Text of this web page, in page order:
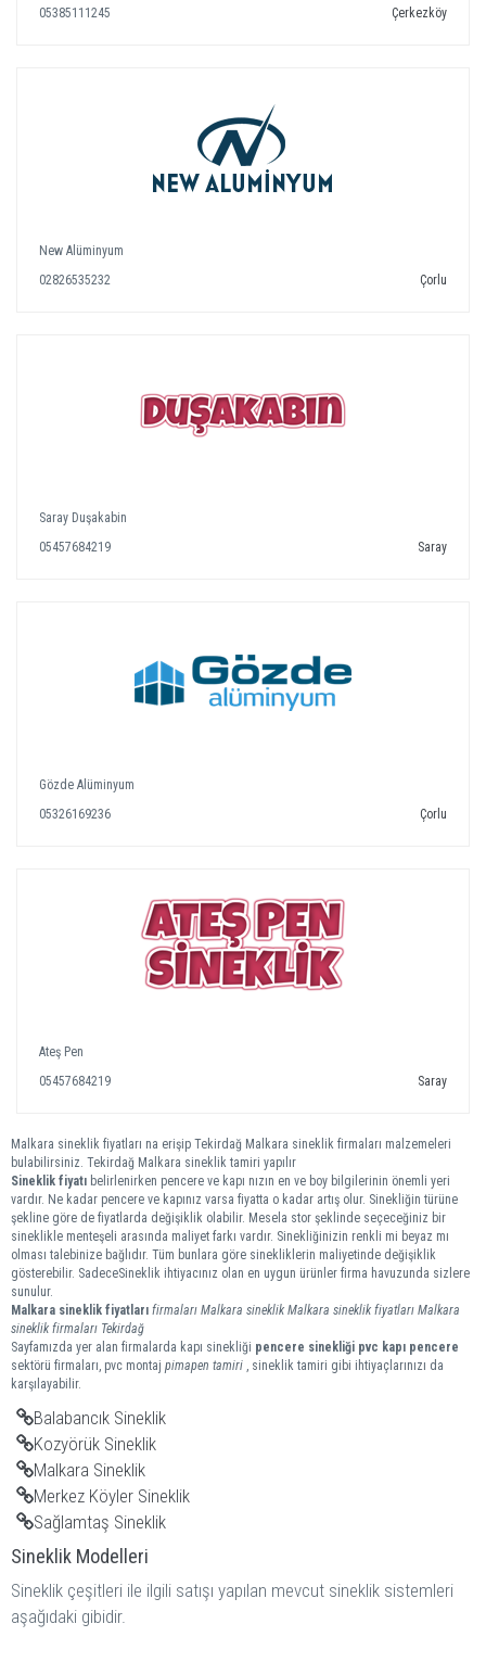
05385111245
Çerkezköy
New Alüminyum
02826535232
Çorlu
Saray Duşakabin
05457684219
Saray
Gözde Alüminyum
05326169236
Çorlu
Ateş Pen
05457684219
Saray
Malkara sineklik fiyatları na erişip Tekirdağ Malkara sineklik firmaları malzemeleri
bulabilirsiniz. Tekirdağ Malkara sineklik tamiri yapılır
Sineklik fiyatı belirlenirken pencere ve kapı nızın en ve boy bilgilerinin önemli yeri
vardır. Ne kadar pencere ve kapınız varsa fiyatta o kadar artış olur. Sinekliğin türüne
şekline göre de fiyatlarda değişiklik olabilir. Mesela stor şeklinde seçeceğiniz bir
sineklikle menteşeli arasında maliyet farkı vardır. Sinekliğinizin renkli mi beyaz mı
olması talebinize bağlıdır. Tüm bunlara göre sinekliklerin maliyetinde değişiklik
gösterebilir. SadeceSineklik ihtiyacınız olan en uygun ürünler firma havuzunda sizlere
sunulur.
Malkara sineklik fiyatları firmaları Malkara sineklik Malkara sineklik fiyatları Malkara
sineklik firmaları Tekirdağ
Sayfamızda yer alan firmalarda kapı sinekliği pencere sinekliği pvc kapı pencere
sektörü firmaları, pvc montaj pimapen tamiri , sineklik tamiri gibi ihtiyaçlarınızı da
karşılayabilir.
Balabancık Sineklik
Kozyörük Sineklik
Malkara Sineklik
Merkez Köyler Sineklik
Sağlamtaş Sineklik
Sineklik Modelleri
Sineklik çeşitleri ile ilgili satışı yapılan mevcut sineklik sistemleri
aşağıdaki gibidir.